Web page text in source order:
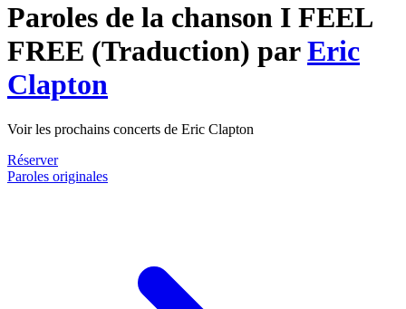
Paroles de la chanson I FEEL
FREE (Traduction) parEric
Clapton
Voir les prochains concerts de Eric Clapton
Réserver
Paroles originales